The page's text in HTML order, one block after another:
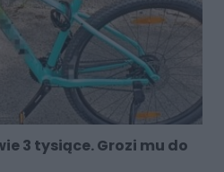
3 tysiące. Grozi mu do